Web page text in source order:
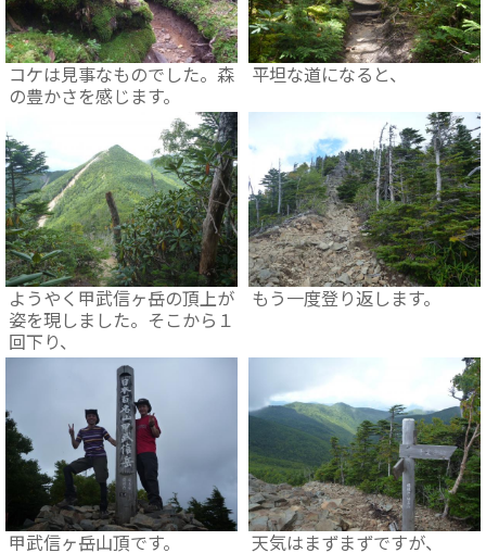
コケは見事なものでした。森
の豊かさを感じます。
平坦な道になると、
ようやく甲武信ヶ岳の頂上が
姿を現しました。そこから１
回下り、
もう一度登り返します。
甲武信ヶ岳山頂です。 天気はまずまずですが、